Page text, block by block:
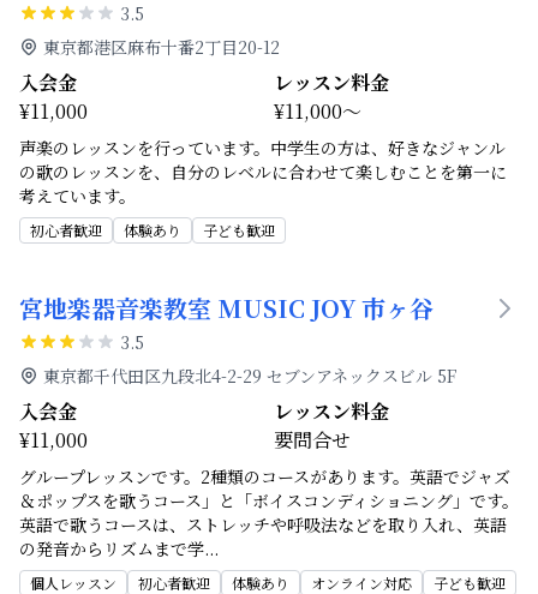
3.5
東京都港区麻布十番2丁目20-12
入会金
¥11,000
レッスン料金
¥11,000～
声楽のレッスンを行っています。中学生の方は、好きなジャンル
の歌のレッスンを、自分のレベルに合わせて楽しむことを第一に
考えています。
初心者歓迎 体験あり 子ども歓迎
宮地楽器音楽教室 MUSIC JOY 市ヶ谷
3.5
東京都千代田区九段北4-2-29 セブンアネックスビル 5F
入会金
¥11,000
レッスン料金
要問合せ
グループレッスンです。2種類のコースがあります。英語でジャズ
＆ポップスを歌うコース」と「ボイスコンディショニング」です。
英語で歌うコースは、ストレッチや呼吸法などを取り入れ、英語
の発音からリズムまで学...
個人レッスン 初心者歓迎 体験あり オンライン対応 子ども歓迎